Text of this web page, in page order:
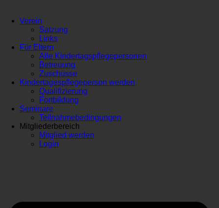
Verein
Satzung
Links
Für Eltern
Alle Kindertagspflegepersonen
Betreuung
Zuschüsse
Kindertagespflegeperson werden
Qualifizierung
Fortbildung
Seminare
Teilnahmebedingungen
Mitgliederbereich
Mitglied werden
Login